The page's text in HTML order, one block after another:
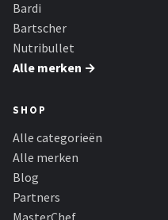
Bardi
Bartscher
Nutribullet
Alle merken →
SHOP
Alle categorieën
Alle merken
Blog
Partners